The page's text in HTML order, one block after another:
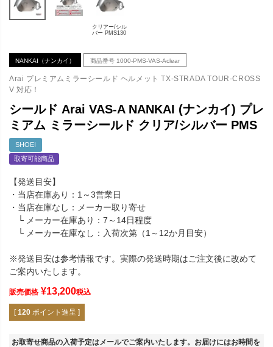
クリアー/シル
バー PMS130
NANKAI（ナンカイ） 商品番号 1000-PMS-VAS-Aclear
Arai プレミアムミラーシールド ヘルメット TX-STRADA TOUR-CROSS
V 対応！
シールド Arai VAS-A NANKAI (ナンカイ) プレ
ミアム ミラーシールド クリア/シルバー PMS
SHOEI
取寄可能商品
【発送目安】
・当店在庫あり：1～3営業日
・当店在庫なし：メーカー取り寄せ
└ メーカー在庫あり：7～14日程度
└ メーカー在庫なし：入荷次第（1～12か月目安）
※発送目安は参考情報です。実際の発送時期はご注文後に改めて
ご案内いたします。
販売価格 ¥13,200税込
[ 120 ポイント進呈 ]
お取寄せ商品の入荷予定はメールでご案内いたします。お届けにはお時間を